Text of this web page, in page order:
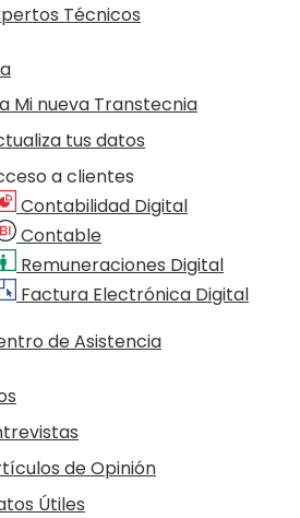
Técnicos
Mi nueva Transtecnia
tus datos
a clientes
Contabilidad Digital
Contable
Remuneraciones Digital
Factura Electrónica Digital
de Asistencia
de Opinión
Útiles